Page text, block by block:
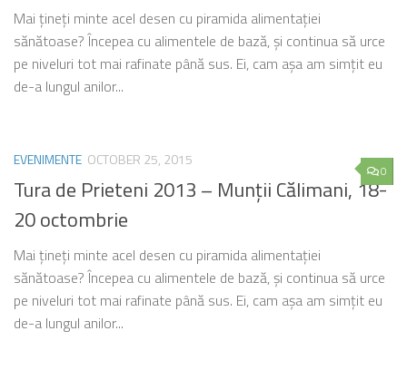
Mai ţineţi minte acel desen cu piramida alimentaţiei
sănătoase? Începea cu alimentele de bază, şi continua să urce
pe niveluri tot mai rafinate până sus. Ei, cam aşa am simţit eu
de-a lungul anilor...
0
EVENIMENTE OCTOBER 25, 2015
Tura de Prieteni 2013 – Munţii Călimani, 18-
20 octombrie
Mai ţineţi minte acel desen cu piramida alimentaţiei
sănătoase? Începea cu alimentele de bază, şi continua să urce
pe niveluri tot mai rafinate până sus. Ei, cam aşa am simţit eu
de-a lungul anilor...